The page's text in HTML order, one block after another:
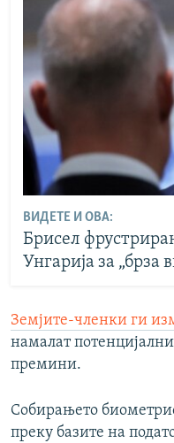
ВИДЕТЕ И ОВА:
Брисел
Унгарија за „брза
Земјите-членки ги
намалат
премини.
Собирањето
преку базите на